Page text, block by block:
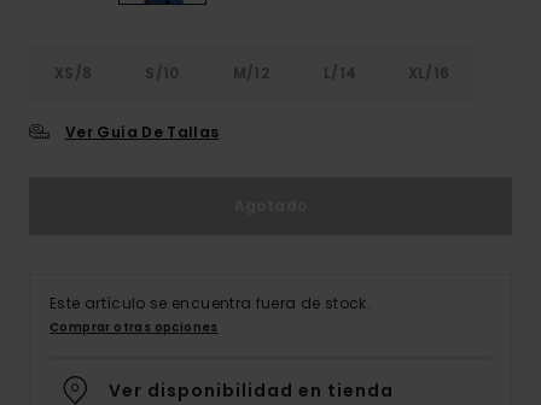
XS/8 S/10 M/12 L/14 XL/16
Ver Guía De Tallas
Este artículo se encuentra fuera de stock.
Comprar otras opciones
Ver disponibilidad en tienda